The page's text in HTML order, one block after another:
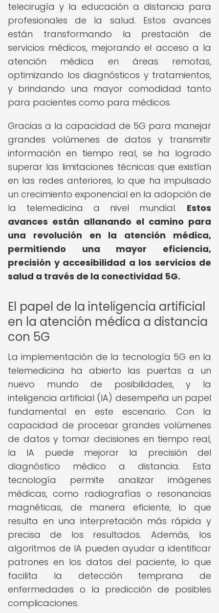
telecirugía y la educación a distancia para
profesionales de la salud. Estos avances
están transformando la prestación de
servicios médicos, mejorando el acceso a la
atención médica en áreas remotas,
optimizando los diagnósticos y tratamientos,
y brindando una mayor comodidad tanto
para pacientes como para médicos.
Gracias a la capacidad de 5G para manejar
grandes volúmenes de datos y transmitir
información en tiempo real, se ha logrado
superar las limitaciones técnicas que existían
en las redes anteriores, lo que ha impulsado
un crecimiento exponencial en la adopción de
la telemedicina a nivel mundial. Estos
avances están allanando el camino para
una revolución en la atención médica,
permitiendo una mayor eficiencia,
precisión y accesibilidad a los servicios de
salud a través de la conectividad 5G.
El papel de la inteligencia artificial
en la atención médica a distancia
con 5G
La implementación de la tecnología 5G en la
telemedicina ha abierto las puertas a un
nuevo mundo de posibilidades, y la
inteligencia artificial (IA) desempeña un papel
fundamental en este escenario. Con la
capacidad de procesar grandes volúmenes
de datos y tomar decisiones en tiempo real,
la IA puede mejorar la precisión del
diagnóstico médico a distancia. Esta
tecnología permite analizar imágenes
médicas, como radiografías o resonancias
magnéticas, de manera eficiente, lo que
resulta en una interpretación más rápida y
precisa de los resultados. Además, los
algoritmos de IA pueden ayudar a identificar
patrones en los datos del paciente, lo que
facilita la detección temprana de
enfermedades o la predicción de posibles
complicaciones.